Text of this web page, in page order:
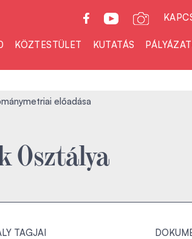
KÖZTESTÜLET KUTATÁS
előadása
Osztálya
TAGJAI